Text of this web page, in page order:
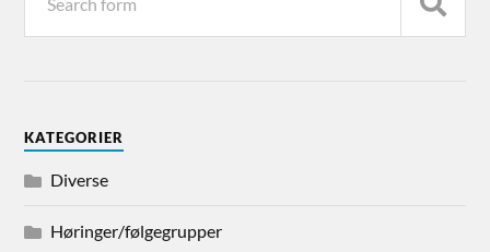
KATEGORIER
Diverse
Høringer/følgegrupper